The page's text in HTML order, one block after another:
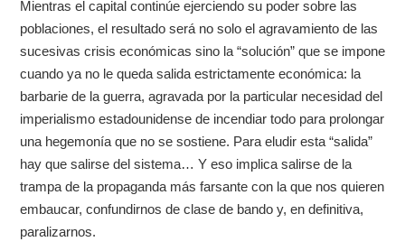
Mientras el capital continúe ejerciendo su poder sobre las
poblaciones, el resultado será no solo el agravamiento de las
sucesivas crisis económicas sino la “solución” que se impone
cuando ya no le queda salida estrictamente económica: la
barbarie de la guerra, agravada por la particular necesidad del
imperialismo estadounidense de incendiar todo para prolongar
una hegemonía que no se sostiene. Para eludir esta “salida”
hay que salirse del sistema… Y eso implica salirse de la
trampa de la propaganda más farsante con la que nos quieren
embaucar, confundirnos de clase de bando y, en definitiva,
paralizarnos.